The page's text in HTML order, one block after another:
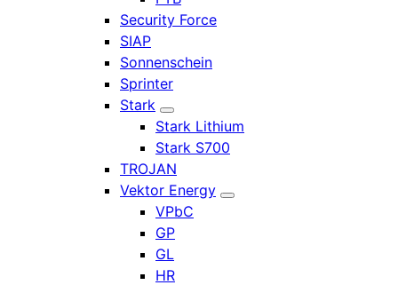
Security Force
SIAP
Sonnenschein
Sprinter
Stark
Stark Lithium
Stark S700
TROJAN
Vektor Energy
VPbC
GP
GL
HR